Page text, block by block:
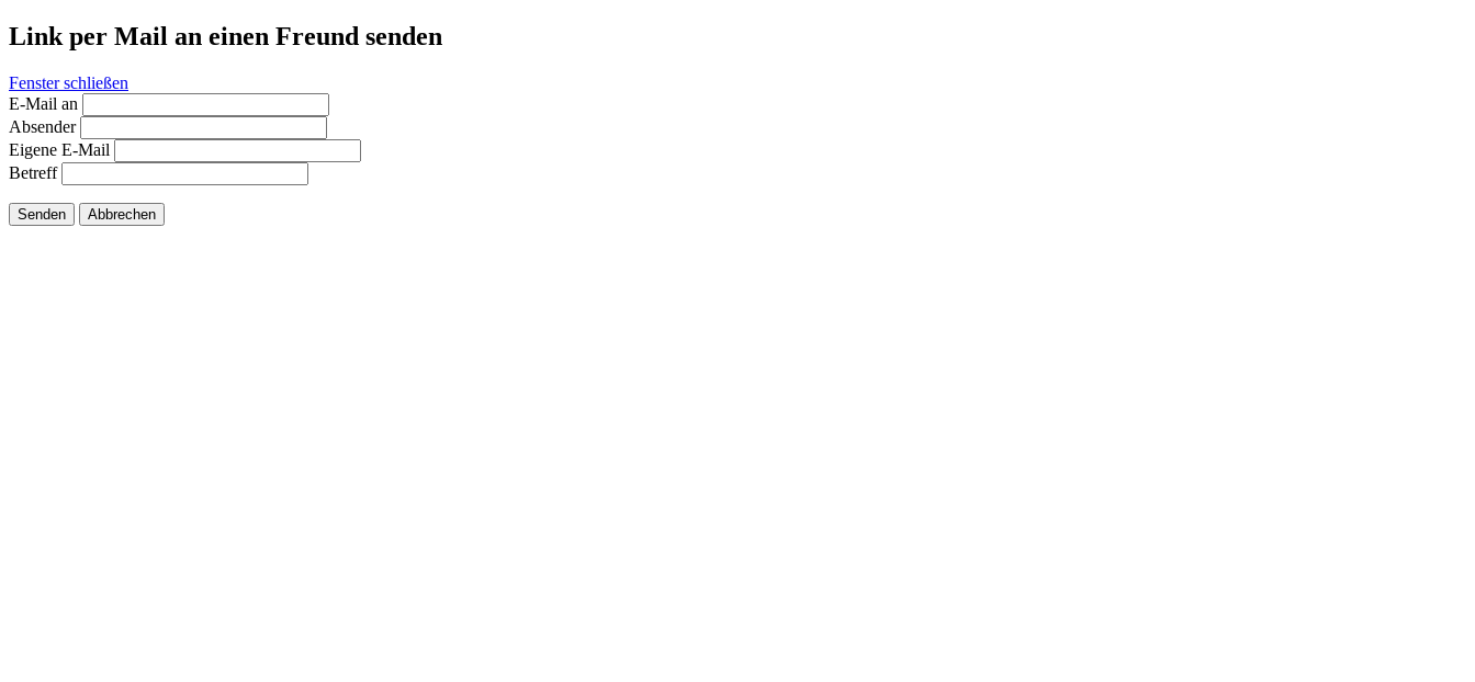
Link per Mail an einen Freund senden
Fenster schließen
E-Mail an
Absender
Eigene E-Mail
Betreff
Senden Abbrechen